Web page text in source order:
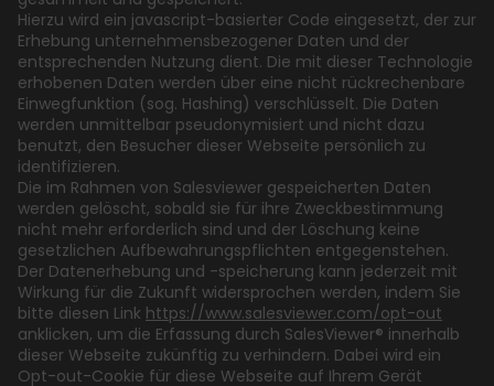
Hierzu wird ein javascript-basierter Code eingesetzt, der zur
Erhebung unternehmensbezogener Daten und der
entsprechenden Nutzung dient. Die mit dieser Technologie
erhobenen Daten werden über eine nicht rückrechenbare
Einwegfunktion (sog. Hashing) verschlüsselt. Die Daten
werden unmittelbar pseudonymisiert und nicht dazu
benutzt, den Besucher dieser Webseite persönlich zu
identifizieren.
Die im Rahmen von Salesviewer gespeicherten Daten
werden gelöscht, sobald sie für ihre Zweckbestimmung
nicht mehr erforderlich sind und der Löschung keine
gesetzlichen Aufbewahrungspflichten entgegenstehen.
Der Datenerhebung und -speicherung kann jederzeit mit
Wirkung für die Zukunft widersprochen werden, indem Sie
bitte diesen Link https://www.salesviewer.com/opt-out
anklicken, um die Erfassung durch SalesViewer® innerhalb
dieser Webseite zukünftig zu verhindern. Dabei wird ein
Opt-out-Cookie für diese Webseite auf Ihrem Gerät